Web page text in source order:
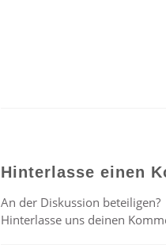
Hinterlasse einen
An der Diskussion beteiligen?
Hinterlasse uns deinen